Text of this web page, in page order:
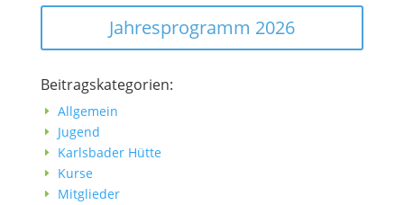
Jahresprogramm 2026
Beitragskategorien:
E Allgemein
E Jugend
E Karlsbader Hütte
E Kurse
E Mitglieder